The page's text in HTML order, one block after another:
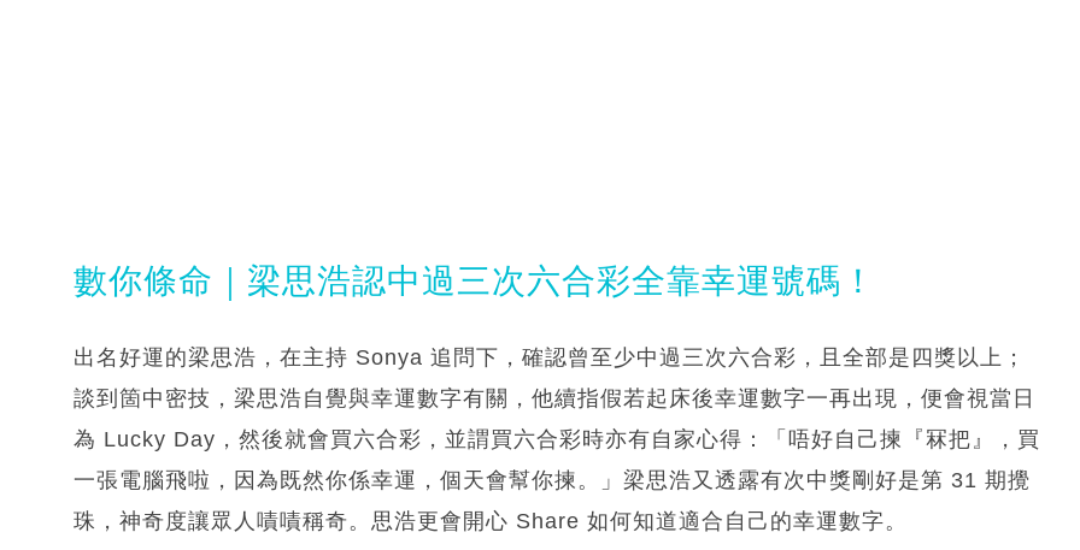
數你條命｜梁思浩認中過三次六合彩全靠幸運號碼！
出名好運的梁思浩，在主持 Sonya 追問下，確認曾至少中過三次六合彩，且全部是四獎以上；
談到箇中密技，梁思浩自覺與幸運數字有關，他續指假若起床後幸運數字一再出現，便會視當日
為 Lucky Day，然後就會買六合彩，並謂買六合彩時亦有自家心得：「唔好自己揀『冧把』，買
一張電腦飛啦，因為既然你係幸運，個天會幫你揀。」梁思浩又透露有次中獎剛好是第 31 期攪
珠，神奇度讓眾人嘖嘖稱奇。思浩更會開心 Share 如何知道適合自己的幸運數字。